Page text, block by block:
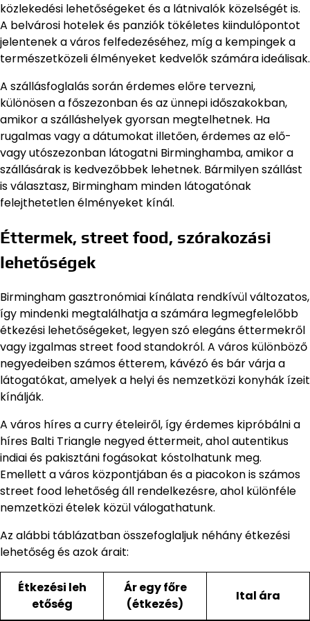
közlekedési lehetőségeket és a látnivalók közelségét is.
A belvárosi hotelek és panziók tökéletes kiindulópontot
jelentenek a város felfedezéséhez, míg a kempingek a
természetközeli élményeket kedvelők számára ideálisak.
A szállásfoglalás során érdemes előre tervezni,
különösen a főszezonban és az ünnepi időszakokban,
amikor a szálláshelyek gyorsan megtelhetnek. Ha
rugalmas vagy a dátumokat illetően, érdemes az elő-
vagy utószezonban látogatni Birminghamba, amikor a
szállásárak is kedvezőbbek lehetnek. Bármilyen szállást
is választasz, Birmingham minden látogatónak
felejthetetlen élményeket kínál.
Éttermek, street food, szórakozási
lehetőségek
Birmingham gasztronómiai kínálata rendkívül változatos,
így mindenki megtalálhatja a számára legmegfelelőbb
étkezési lehetőségeket, legyen szó elegáns éttermekről
vagy izgalmas street food standokról. A város különböző
negyedeiben számos étterem, kávézó és bár várja a
látogatókat, amelyek a helyi és nemzetközi konyhák ízeit
kínálják.
A város híres a curry ételeiről, így érdemes kipróbálni a
híres Balti Triangle negyed éttermeit, ahol autentikus
indiai és pakisztáni fogásokat kóstolhatunk meg.
Emellett a város központjában és a piacokon is számos
street food lehetőség áll rendelkezésre, ahol különféle
nemzetközi ételek közül válogathatunk.
Az alábbi táblázatban összefoglaljuk néhány étkezési
lehetőség és azok árait:
Étkezési leh
etőség
Ár egy főre
(étkezés)
Ital ára